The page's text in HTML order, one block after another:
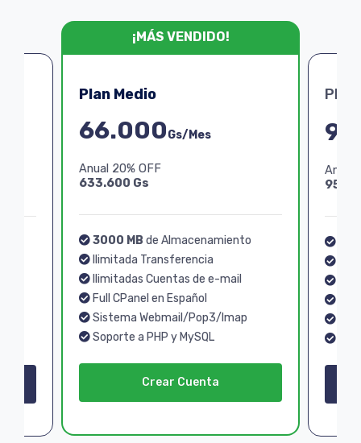
¡MÁS VENDIDO!
Plan Medio
66.000Gs/Mes
Anual 20% OFF
633.600 Gs
3000 MB de Almacenamiento
Ilimitada Transferencia
Ilimitadas Cuentas de e-mail
Full CPanel en Español
Sistema Webmail/Pop3/Imap
Soporte a PHP y MySQL
Crear Cuenta
Plan
Anual